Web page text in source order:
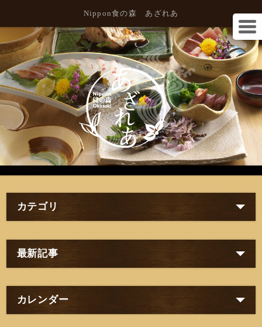
Nippon食の森 あざれあ
カテゴリ
最新記事
カレンダー